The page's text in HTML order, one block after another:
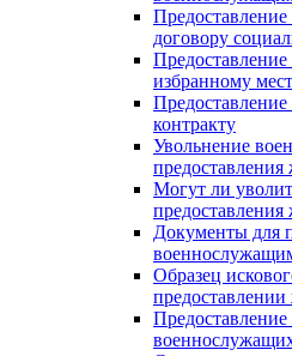
договору
избранному
контракту
Увольнение
предоставления
Могут ли
предоставления
Документы для
Образец